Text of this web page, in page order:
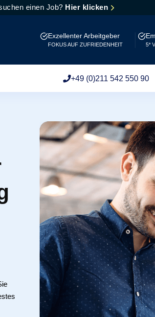
einen Job? Hier klicken
Exzellenter Arbeitgeber
FOKUS AUF ZUFRIEDENHEIT 5*
+49 (0)211 542 550 90